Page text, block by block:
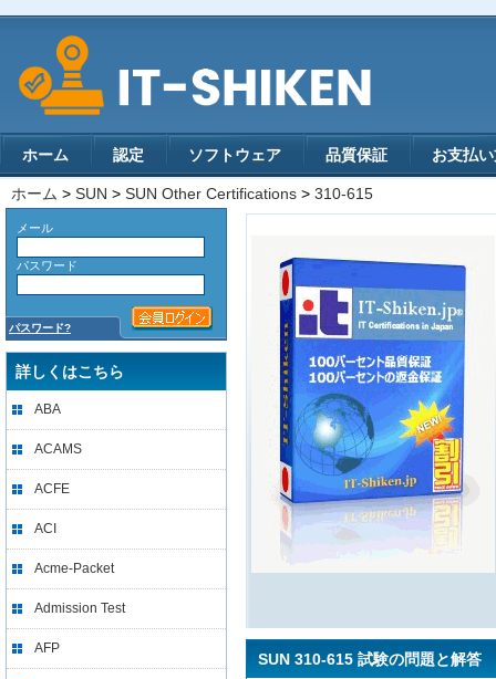
ホーム 認定 ソフトウェア 品質保証 お支払
ホーム > SUN > SUN Other Certifications > 310-615
メール
パスワード
パスワード?
詳しくはこちら
ABA
ACAMS
ACFE
ACI
Acme-Packet
Admission Test
AFP
SUN 310-615 試験の問題と解答